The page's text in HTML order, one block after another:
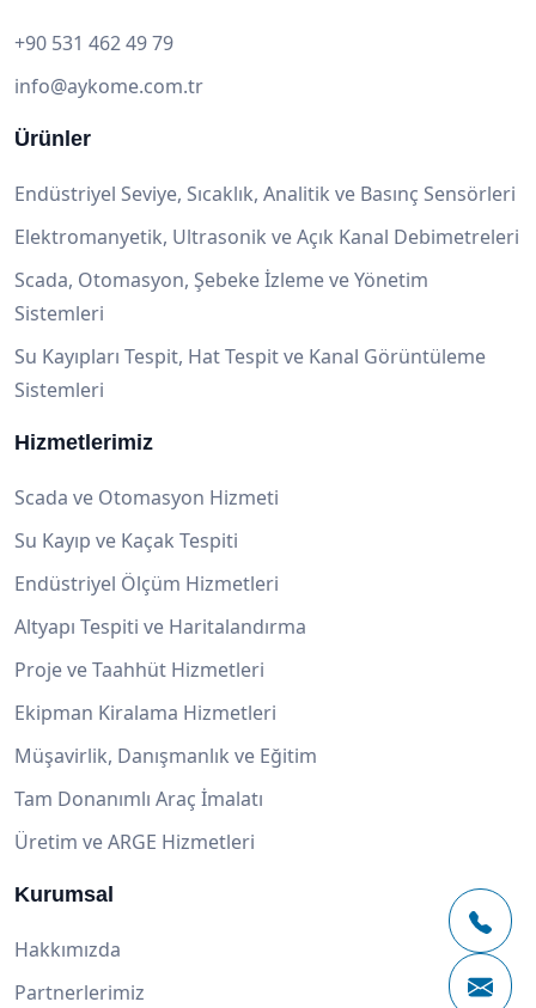
+90 531 462 49 79
info@aykome.com.tr
Ürünler
Endüstriyel Seviye, Sıcaklık, Analitik ve Basınç Sensörleri
Elektromanyetik, Ultrasonik ve Açık Kanal Debimetreleri
Scada, Otomasyon, Şebeke İzleme ve Yönetim
Sistemleri
Su Kayıpları Tespit, Hat Tespit ve Kanal Görüntüleme
Sistemleri
Hizmetlerimiz
Scada ve Otomasyon Hizmeti
Su Kayıp ve Kaçak Tespiti
Endüstriyel Ölçüm Hizmetleri
Altyapı Tespiti ve Haritalandırma
Proje ve Taahhüt Hizmetleri
Ekipman Kiralama Hizmetleri
Müşavirlik, Danışmanlık ve Eğitim
Tam Donanımlı Araç İmalatı
Üretim ve ARGE Hizmetleri
Kurumsal
Hakkımızda
Partnerlerimiz